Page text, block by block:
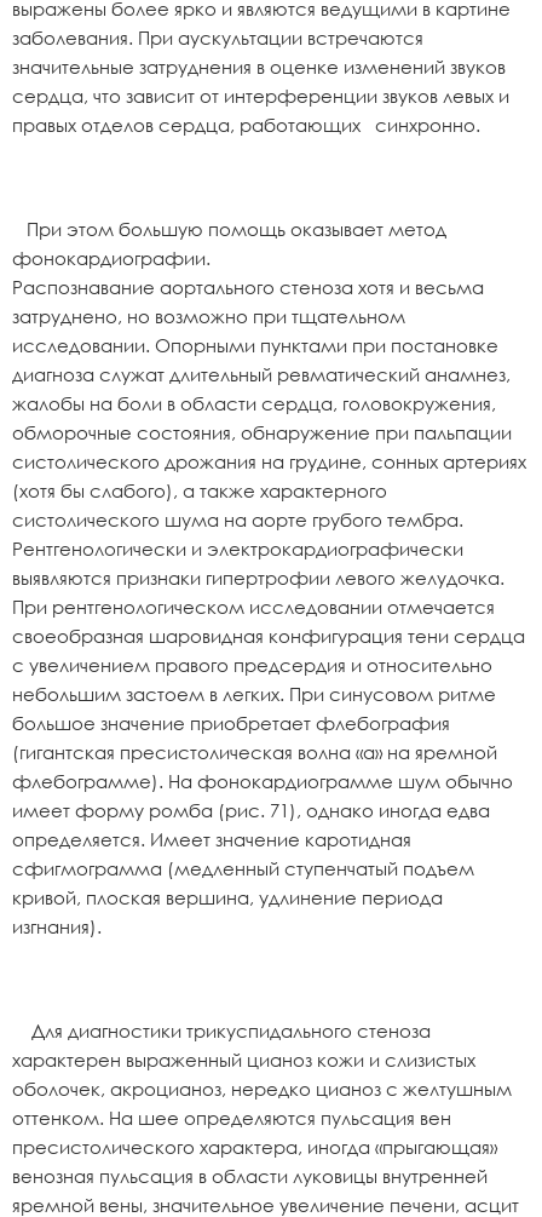
выражены более ярко и являются ведущими в картине
заболевания. При аускультации встречаются
значительные затруднения в оценке изменений звуков
сердца, что зависит от интерференции звуков левых и
правых отделов сердца, работающих синхронно.
При этом большую помощь оказывает метод
фонокардиографии.
Распознавание аортального стеноза хотя и весьма
затруднено, но возможно при тщательном
исследовании. Опорными пунктами при постановке
диагноза служат длительный ревматический анамнез,
жалобы на боли в области сердца, головокружения,
обморочные состояния, обнаружение при пальпации
систолического дрожания на грудине, сонных артериях
(хотя бы слабого), а также характерного
систолического шума на аорте грубого тембра.
Рентгенологически и электрокардиографически
выявляются признаки гипертрофии левого желудочка.
При рентгенологическом исследовании отмечается
своеобразная шаровидная конфигурация тени сердца
с увеличением правого предсердия и относительно
небольшим застоем в легких. При синусовом ритме
большое значение приобретает флебография
(гигантская пресистолическая волна «а» на яремной
флебограмме). На фонокардиограмме шум обычно
имеет форму ромба (рис. 71), однако иногда едва
определяется. Имеет значение каротидная
сфигмограмма (медленный ступенчатый подъем
кривой, плоская вершина, удлинение периода
изгнания).
Для диагностики трикуспидального стеноза
характерен выраженный цианоз кожи и слизистых
оболочек, акроцианоз, нередко цианоз с желтушным
оттенком. На шее определяются пульсация вен
пресистолического характера, иногда «прыгающая»
венозная пульсация в области луковицы внутренней
яремной вены, значительное увеличение печени, асцит